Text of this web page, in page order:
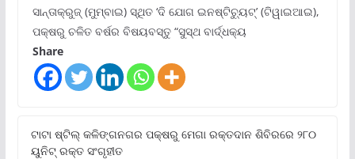
ସାନ୍ତାକ୍ରୁଜ୍ (ମୁମ୍ବାଇ) ସ୍ଥିତ ‘ଦି ଯୋଗ ଇନଷ୍ଟିଚ୍ୟୁଟ୍‌’ (ଟିୱାଇଆଇ),
ପକ୍ଷରୁ ଚଳିତ ବର୍ଷର ବିଷୟବସ୍ତୁ “ସୁସ୍ଥ ବାର୍ଦ୍ଧକ୍ୟ
Share
ଟାଟା ଷ୍ଟିଲ୍‌ କଳିଙ୍ଗନଗର ପକ୍ଷରୁ ମେଗା ରକ୍ତଦାନ ଶିବିରରେ ୨୮୦
ୟୁନିଟ୍‌ ରକ୍ତ ସଂଗୃହୀତ